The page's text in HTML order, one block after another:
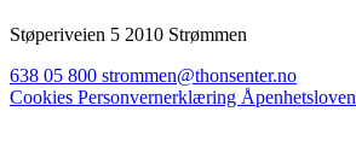
Støperiveien 5 2010 Strømmen
638 05 800 strommen@thonsenter.no
Cookies Personvernerklæring Åpenhetsloven